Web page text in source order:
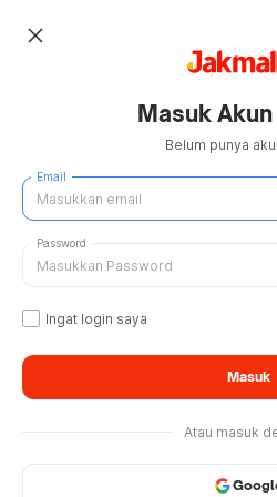
close
Masuk
Belum punya
Email
Password
Ingat login saya
Masuk
Atau masuk